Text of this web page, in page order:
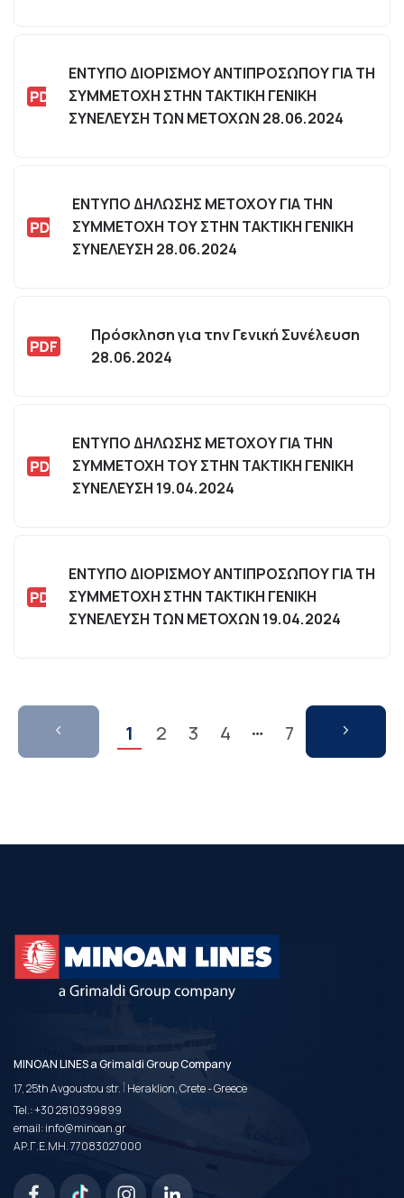
ΕΝΤΥΠΟ ΔΙΟΡΙΣΜΟΥ ΑΝΤΙΠΡΟΣΩΠΟΥ ΓΙΑ ΤΗ
ΣΥΜΜΕΤΟΧΗ ΣΤΗΝ ΤΑΚΤΙΚΗ ΓΕΝΙΚΗ
ΣΥΝΕΛΕΥΣΗ ΤΩΝ ΜΕΤΟΧΩΝ 28.06.2024
ΕΝΤΥΠΟ ΔΗΛΩΣΗΣ ΜΕΤΟΧΟΥ ΓΙΑ ΤΗΝ
ΣΥΜΜΕΤΟΧΗ ΤΟΥ ΣΤΗΝ ΤΑΚΤΙΚΗ ΓΕΝΙΚΗ
ΣΥΝΕΛΕΥΣΗ 28.06.2024
Πρόσκληση για την Γενική Συνέλευση
28.06.2024
ΕΝΤΥΠΟ ΔΗΛΩΣΗΣ ΜΕΤΟΧΟΥ ΓΙΑ ΤΗΝ
ΣΥΜΜΕΤΟΧΗ ΤΟΥ ΣΤΗΝ ΤΑΚΤΙΚΗ ΓΕΝΙΚΗ
ΣΥΝΕΛΕΥΣΗ 19.04.2024
ΕΝΤΥΠΟ ΔΙΟΡΙΣΜΟΥ ΑΝΤΙΠΡΟΣΩΠΟΥ ΓΙΑ ΤΗ
ΣΥΜΜΕΤΟΧΗ ΣΤΗΝ ΤΑΚΤΙΚΗ ΓΕΝΙΚΗ
ΣΥΝΕΛΕΥΣΗ ΤΩΝ ΜΕΤΟΧΩΝ 19.04.2024
1 2 3 4 7
MINOAN LINES a Grimaldi Group Company
17, 25th Avgoustou str. | Heraklion, Crete - Greece
Tel.:+30 2810399899
email:info@minoan.gr
ΑΡ.Γ.Ε.ΜΗ. 77083027000